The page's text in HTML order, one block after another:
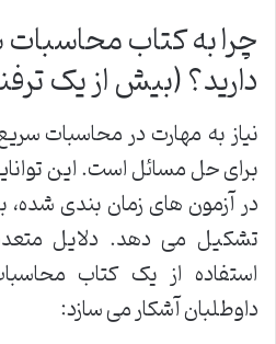
چرا به کتاب محاسبات
دارید؟ (بیش از یک
نیاز به مهارت در محاسبات
برای حل مسائل است. این
در آزمون های زمان بندی شده،
تشکیل می دهد. دلایل
استفاده از یک کتاب
داوطلبان آشکار می سازد: